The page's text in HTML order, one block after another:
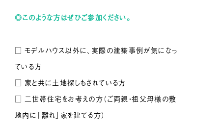
◎このような方はぜひご参加ください。
□ モデルハウス以外に、実際の建築事例が気になっ
ている方
□ 家と共に土地探しもされている方
□ 二世帯住宅をお考えの方（ご両親・祖父母様の敷
地内に「離れ」家を建てる方）